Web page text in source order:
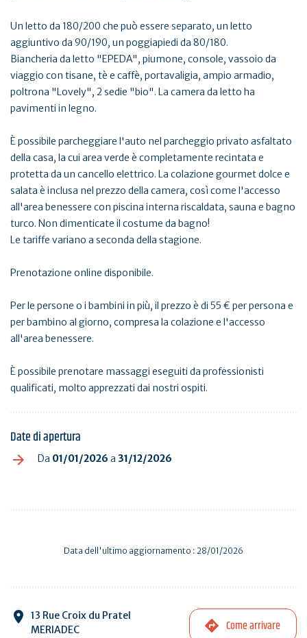
Un letto da 180/200 che può essere separato, un letto
aggiuntivo da 90/190, un poggiapiedi da 80/180.
Biancheria da letto "EPEDA", piumone, console, vassoio da
viaggio con tisane, tè e caffè, portavaligia, ampio armadio,
poltrona "Lovely", 2 sedie "bio". La camera da letto ha
pavimenti in legno.
È possibile parcheggiare l'auto nel parcheggio privato asfaltato
della casa, la cui area verde è completamente recintata e
protetta da un cancello elettrico. La colazione gourmet dolce e
salata è inclusa nel prezzo della camera, così come l'accesso
all'area benessere con piscina interna riscaldata, sauna e bagno
turco. Non dimenticate il costume da bagno!
Le tariffe variano a seconda della stagione.
Prenotazione online disponibile.
Per le persone o i bambini in più, il prezzo è di 55 € per persona e
per bambino al giorno, compresa la colazione e l'accesso
all'area benessere.
È possibile prenotare massaggi eseguiti da professionisti
qualificati, molto apprezzati dai nostri ospiti.
Date di apertura
Da 01/01/2026 a 31/12/2026
Data dell'ultimo aggiornamento : 28/01/2026
13 Rue Croix du Pratel
MERIADEC
Come arrivare